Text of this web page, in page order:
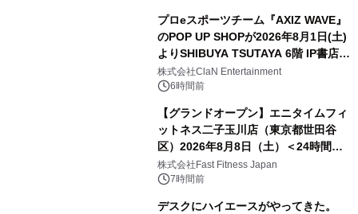
プロeスポーツチーム『AXIZ WAVE』
のPOP UP SHOPが2026年8月1日(土)
よりSHIBUYA TSUTAYA 6階 IP書店で
開催決定！！
株式会社ClaN Entertainment
6時間前
【グランドオープン】エニタイムフィ
ットネス二子玉川店（東京都世田谷
区）2026年8月8日（土）＜24時間年
中無休のフィットネスジム＞
株式会社Fast Fitness Japan
7時間前
デスクにハイエースがやってきた。